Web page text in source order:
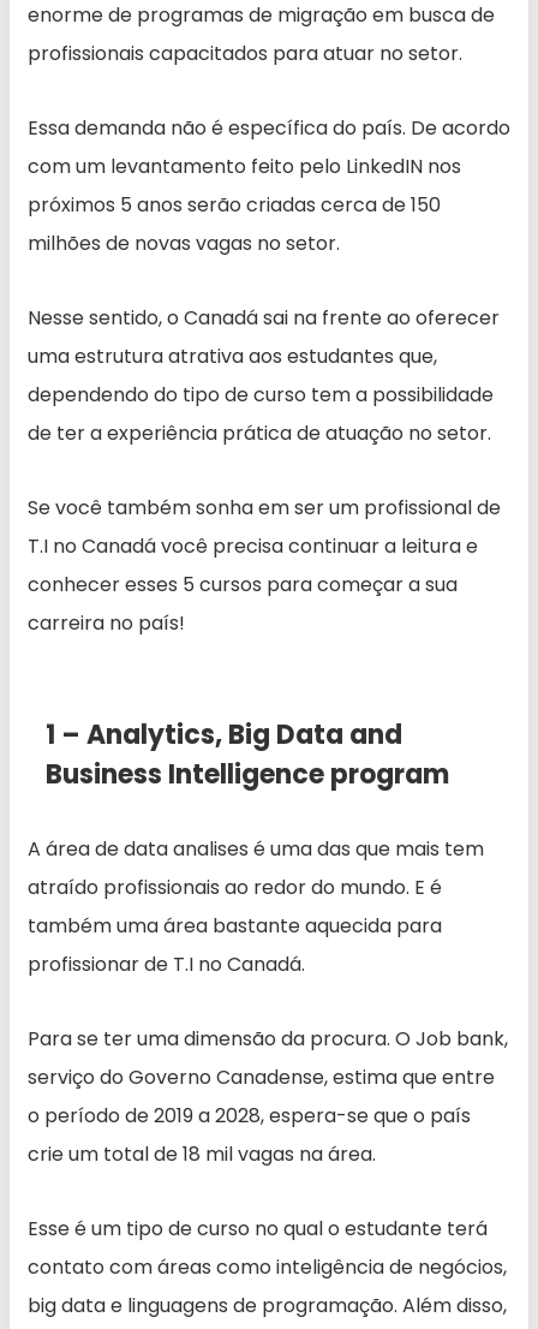
enorme de programas de migração em busca de
profissionais capacitados para atuar no setor.
Essa demanda não é específica do país. De acordo
com um levantamento feito pelo LinkedIN nos
próximos 5 anos serão criadas cerca de 150
milhões de novas vagas no setor.
Nesse sentido, o Canadá sai na frente ao oferecer
uma estrutura atrativa aos estudantes que,
dependendo do tipo de curso tem a possibilidade
de ter a experiência prática de atuação no setor.
Se você também sonha em ser um profissional de
T.I no Canadá você precisa continuar a leitura e
conhecer esses 5 cursos para começar a sua
carreira no país!
1 – Analytics, Big Data and
Business Intelligence program
A área de data analises é uma das que mais tem
atraído profissionais ao redor do mundo. E é
também uma área bastante aquecida para
profissionar de T.I no Canadá.
Para se ter uma dimensão da procura. O Job bank,
serviço do Governo Canadense, estima que entre
o período de 2019 a 2028, espera-se que o país
crie um total de 18 mil vagas na área.
Esse é um tipo de curso no qual o estudante terá
contato com áreas como inteligência de negócios,
big data e linguagens de programação. Além disso,